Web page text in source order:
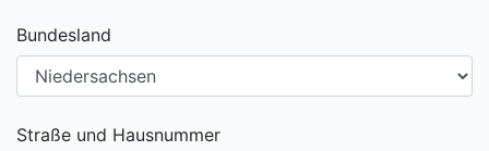
Bundesland
Straße und Hausnummer